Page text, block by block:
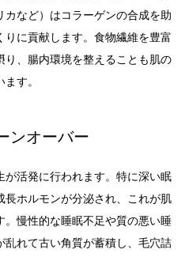
など）はコラーゲンの合成を助
に貢献します。食物繊維を豊富
り、腸内環境を整えることも肌の
す。
ンオーバー
が活発に行われます。特に深い眠
長ホルモンが分泌され、これが肌
慢性的な睡眠不足や質の悪い睡
れて古い角質が蓄積し、毛穴詰